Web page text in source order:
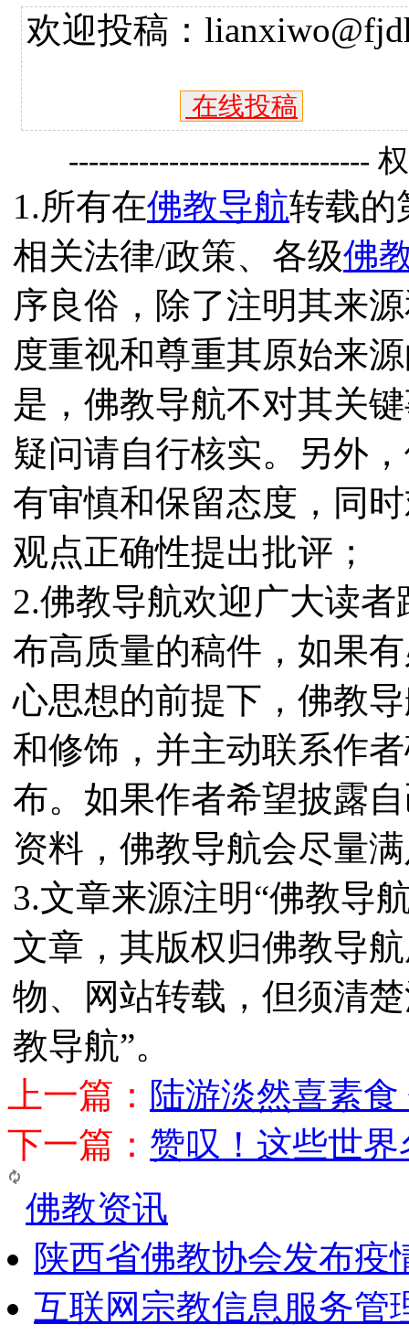
欢迎投稿：
在线投稿
------------------------------
1.所有在佛教导航转载的
相关法律/政策、各级佛
序良俗，除了注明其来
度重视和尊重其原始来
是，佛教导航不对其关
疑问请自行核实。另外
有审慎和保留态度，同
观点正确性提出批评；
2.佛教导航欢迎广大读
布高质量的稿件，如果
心思想的前提下，佛教
和修饰，并主动联系作
布。如果作者希望披露
资料，佛教导航会尽量
3.文章来源注明“佛教导
文章，其版权归佛教导
物、网站转载，但须清
教导航”。
上一篇： 陆游淡然喜素
下一篇： 赞叹！这些世
佛教资讯
陕西省佛教协会发布疫
互联网宗教信息服务管